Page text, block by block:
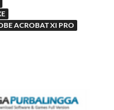
ACROBAT XI PRO